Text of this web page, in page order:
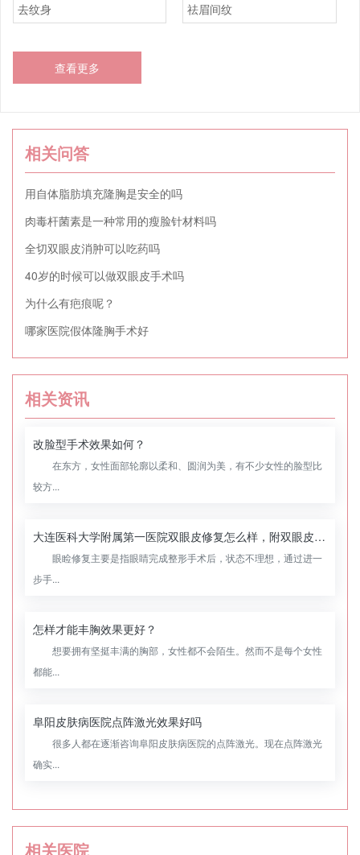
去纹身 祛眉间纹
查看更多
相关问答
用自体脂肪填充隆胸是安全的吗
肉毒杆菌素是一种常用的瘦脸针材料吗
全切双眼皮消肿可以吃药吗
40岁的时候可以做双眼皮手术吗
为什么有疤痕呢？
哪家医院假体隆胸手术好
相关资讯
改脸型手术效果如何？
在东方，女性面部轮廓以柔和、圆润为美，有不少女性的脸型比
较方...
大连医科大学附属第一医院双眼皮修复怎么样，附双眼皮修复案例
眼睑修复主要是指眼睛完成整形手术后，状态不理想，通过进一
步手...
怎样才能丰胸效果更好？
想要拥有坚挺丰满的胸部，女性都不会陌生。然而不是每个女性
都能...
阜阳皮肤病医院点阵激光效果好吗
很多人都在逐渐咨询阜阳皮肤病医院的点阵激光。现在点阵激光
确实...
相关医院